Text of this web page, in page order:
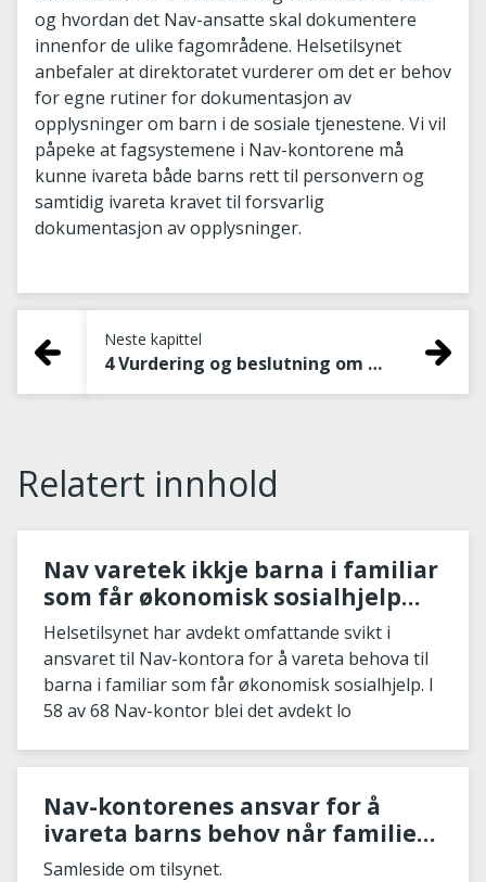
og hvordan det Nav-ansatte skal dokumentere
innenfor de ulike fagområdene. Helsetilsynet
anbefaler at direktoratet vurderer om det er behov
for egne rutiner for dokumentasjon av
opplysninger om barn i de sosiale tjenestene. Vi vil
påpeke at fagsystemene i Nav-kontorene må
kunne ivareta både barns rett til personvern og
samtidig ivareta kravet til forsvarlig
dokumentasjon av opplysninger.
Neste kapittel
4 Vurdering og beslutning om økonomisk stønad
Relatert innhold
Nav varetek ikkje barna i familiar
som får økonomisk sosialhjelp
godt nok
Helsetilsynet har avdekt omfattande svikt i
ansvaret til Nav-kontora for å vareta behova til
barna i familiar som får økonomisk sosialhjelp. I
58 av 68 Nav-kontor blei det avdekt lo
Nav-kontorenes ansvar for å
ivareta barns behov når familien
søker økonomisk stønad
Samleside om tilsynet.